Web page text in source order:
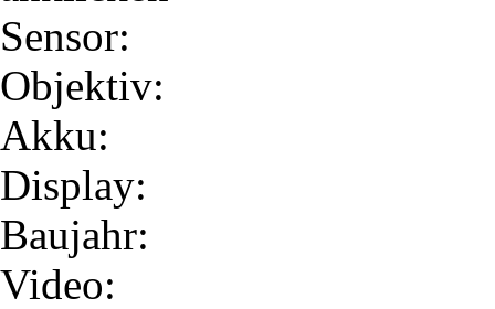
Sensor:
Objektiv:
Akku:
Display:
Baujahr:
Video: